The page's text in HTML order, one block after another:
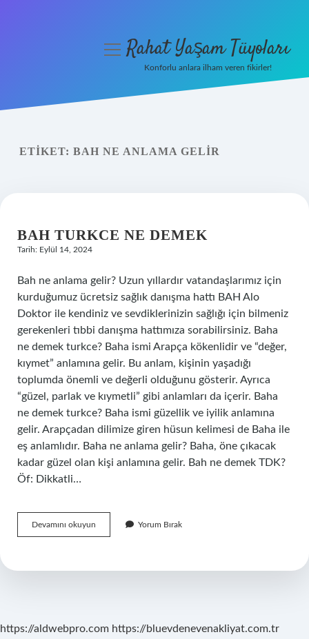
Yasal Uyarı
menüyüRahat Yaşam Tüyoları
Konforlu anlara ilham veren fikirler!
ETIKET: BAH NE ANLAMA GELIR
BAH TURKCE NE DEMEK
Tarih: Eylül 14, 2024
Bah ne anlama gelir? Uzun yıllardır vatandaşlarımız için
kurduğumuz ücretsiz sağlık danışma hattı BAH Alo
Doktor ile kendiniz ve sevdiklerinizin sağlığı için bilmeniz
gerekenleri tıbbi danışma hattımıza sorabilirsiniz. Baha
ne demek turkce? Baha ismi Arapça kökenlidir ve “değer,
kıymet” anlamına gelir. Bu anlam, kişinin yaşadığı
toplumda önemli ve değerli olduğunu gösterir. Ayrıca
“güzel, parlak ve kıymetli” gibi anlamları da içerir. Baha
ne demek turkce? Baha ismi güzellik ve iyilik anlamına
gelir. Arapçadan dilimize giren hüsun kelimesi de Baha ile
eş anlamlıdır. Baha ne anlama gelir? Baha, öne çıkacak
kadar güzel olan kişi anlamına gelir. Bah ne demek TDK?
Öf: Dikkatli…
Devamını okuyun
Turkce
Yorum Bırak
https://aldwebpro.com https://bluevdenevenakliyat.com.tr